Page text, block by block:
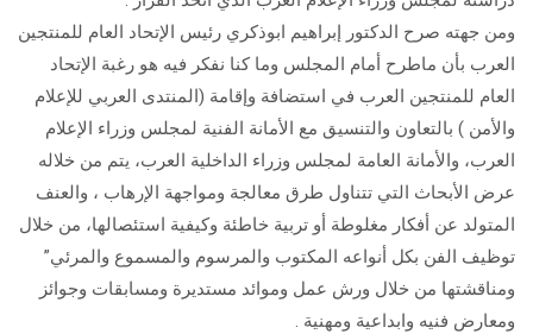
ومن جهته صرح الدكتور إبراهيم ابوذكري رئيس الإتحاد العام للمنتجين
العرب بأن ماطرح أمام المجلس وما كنا نفكر فيه هو رغبة الإتحاد
العام للمنتجين العرب في استضافة وإقامة (المنتدى العربي للإعلام
والأمن ) بالتعاون والتنسيق مع الأمانة الفنية لمجلس وزراء الإعلام
العرب، والأمانة العامة لمجلس وزراء الداخلية العرب، يتم من خلاله
عرض الأبحاث التي تتناول طرق معالجة ومواجهة الإرهاب ، والعنف
المتولد عن أفكار مغلوطة أو تربية خاطئة وكيفية استئصالها، من خلال
توظيف الفن بكل أنواعه المكتوب والمرسوم والمسموع والمرئي”
ومناقشتها من خلال ورش عمل وموائد مستديرة ومسابقات وجوائز
ومعارض فنيه وابداعية ومهنية .